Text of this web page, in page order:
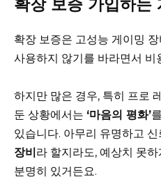
확장 보증 가입하는
확장 보증은 고성능 게이밍
사용하지 않기를 바라면서 비
하지만 많은 경우, 특히 프로
둔 상황에서는 ‘마음의 평화’
있습니다. 아무리 유명하고
장비라 할지라도, 예상치 못
분명히 있거든요.